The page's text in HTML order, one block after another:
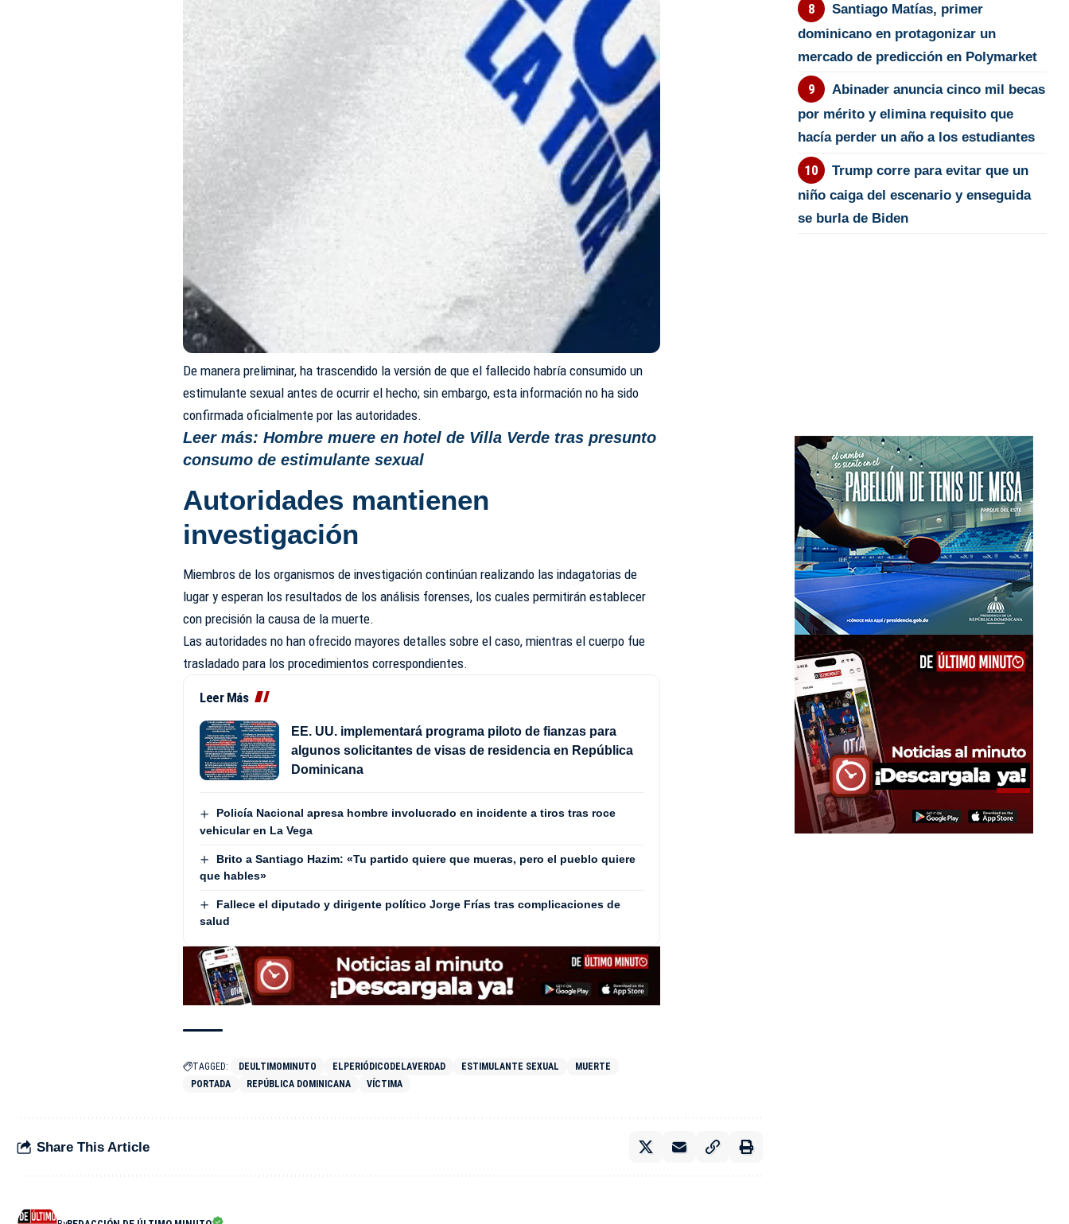
De manera preliminar, ha trascendido la versión de que el fallecido habría consumido un
estimulante sexual antes de ocurrir el hecho; sin embargo, esta información no ha sido
confirmada oficialmente por las autoridades.
Leer más:Hombre muere en hotel de Villa Verde tras presunto
consumo de estimulante sexual
Autoridades mantienen
investigación
Miembros de los organismos de investigación continúan realizando las indagatorias de
lugar y esperan los resultados de los análisis forenses, los cuales permitirán establecer
con precisión la causa de la muerte.
Las autoridades no han ofrecido mayores detalles sobre el caso, mientras el cuerpo fue
trasladado para los procedimientos correspondientes.
Leer Más
EE. UU. implementará programa piloto de fianzas para
algunos solicitantes de visas de residencia en República
Dominicana
Policía Nacional apresa hombre involucrado en incidente a tiros tras roce
vehicular en La Vega
Brito a Santiago Hazim: «Tu partido quiere que mueras, pero el pueblo quiere
que hables»
Fallece el diputado y dirigente político Jorge Frías tras complicaciones de
salud
TAGGED: DEULTIMOMINUTO ELPERIÓDICODELAVERDAD ESTIMULANTE SEXUAL
MUERTE
PORTADA
REPÚBLICA DOMINICANA VÍCTIMA
Share This Article
Santiago Matías, primer
dominicano en protagonizar un
mercado de predicción en Polymarket
Abinader anuncia cinco mil becas
por mérito y elimina requisito que
hacía perder un año a los estudiantes
Trump corre para evitar que un
niño caiga del escenario y enseguida
se burla de Biden